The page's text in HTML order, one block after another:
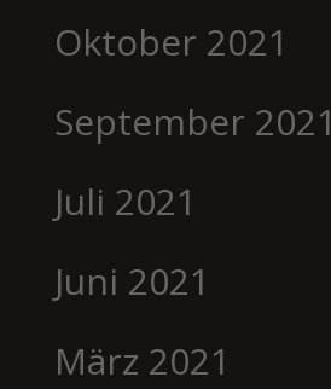
Oktober 2021
September 2021
Juli 2021
Juni 2021
März 2021